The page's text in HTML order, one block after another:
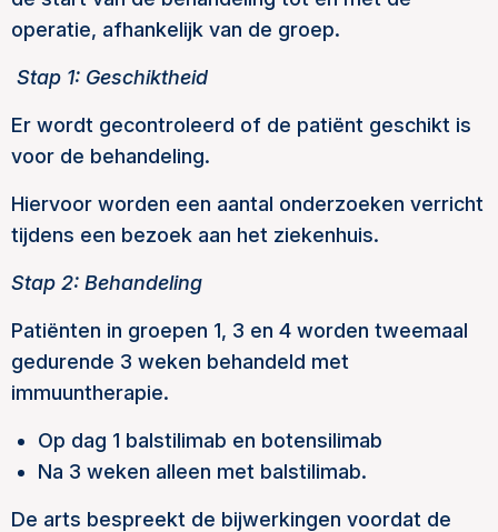
operatie, afhankelijk van de groep.
Stap 1: Geschiktheid
Er wordt gecontroleerd of de patiënt geschikt is
voor de behandeling.
Hiervoor worden een aantal onderzoeken verricht
tijdens een bezoek aan het ziekenhuis.
Stap 2: Behandeling
Patiënten in groepen 1, 3 en 4 worden tweemaal
gedurende 3 weken behandeld met
immuuntherapie.
Op dag 1 balstilimab en botensilimab
Na 3 weken alleen met balstilimab.
De arts bespreekt de bijwerkingen voordat de